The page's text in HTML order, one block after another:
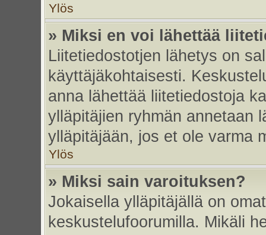
Ylös
» Miksi en voi lähettää
Liitetiedostotjen lähetys on
käyttäjäkohtaisesti.
anna lähettää liitetiedostoja
ylläpitäjien ryhmän annetaan
ylläpitäjään, jos et ole varma
Ylös
» Miksi sain varoituksen?
Jokaisella ylläpitäjällä on
keskustelufoorumilla. Mikäli